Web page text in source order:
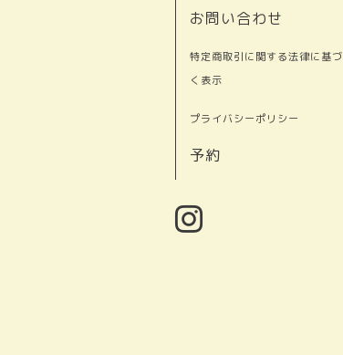
お問い合わせ
特定商取引に関する法律に基づ
く表示
プライバシーポリシー
予約